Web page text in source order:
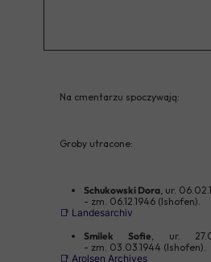
Na cmentarzu spoczywają:
Groby utracone:
Schukowski Dora, ur.
- zm. 06.12.1946 (Ishofen).
📑 Landesarchiv
Smilek Sofie, ur.
- zm. 03.03.1944 (Ishofen).
📑 Arolsen Archives